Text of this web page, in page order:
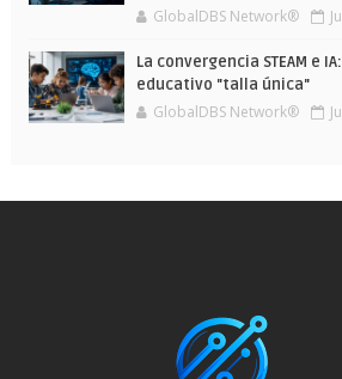
GlobalDBS Network®
La convergencia STEAM e
educativo "talla única"
GlobalDBS Network®